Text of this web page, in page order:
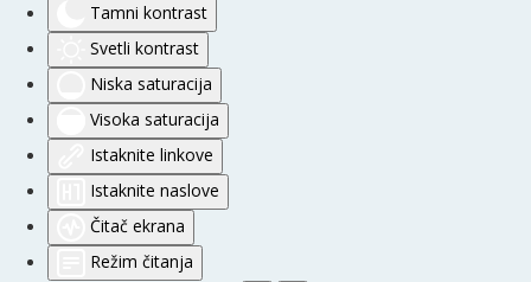
Tamni kontrast
Svetli kontrast
Niska saturacija
Visoka saturacija
Istaknite linkove
Istaknite naslove
Čitač ekrana
Režim čitanja